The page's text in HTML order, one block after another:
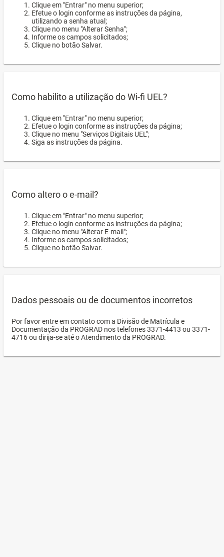
Clique em "Entrar" no menu superior;
Efetue o login conforme as instruções da página,
utilizando a senha atual;
Clique no menu "Alterar Senha";
Informe os campos solicitados;
Clique no botão Salvar.
Como habilito a utilização do Wi-fi UEL?
Clique em "Entrar" no menu superior;
Efetue o login conforme as instruções da página;
Clique no menu "Serviços Digitais UEL";
Siga as instruções da página.
Como altero o e-mail?
Clique em "Entrar" no menu superior;
Efetue o login conforme as instruções da página;
Clique no menu "Alterar E-mail";
Informe os campos solicitados;
Clique no botão Salvar.
Dados pessoais ou de documentos incorretos
Por favor entre em contato com a Divisão de Matrícula e
Documentação da PROGRAD nos telefones 3371-4413 ou 3371-
4716 ou dirija-se até o Atendimento da PROGRAD.